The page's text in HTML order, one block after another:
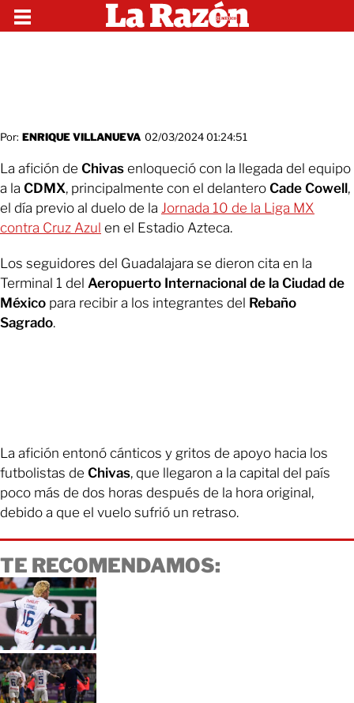
Por: ENRIQUE VILLANUEVA 02/03/2024 01:24:51
La afición de Chivas enloqueció con la llegada del equipo
a la CDMX, principalmente con el delantero Cade Cowell,
el día previo al duelo de la Jornada 10 de la Liga MX
contra Cruz Azul en el Estadio Azteca.
Los seguidores del Guadalajara se dieron cita en la
Terminal 1 del Aeropuerto Internacional de la Ciudad de
México para recibir a los integrantes del Rebaño
Sagrado.
La afición entonó cánticos y gritos de apoyo hacia los
futbolistas de Chivas, que llegaron a la capital del país
poco más de dos horas después de la hora original,
debido a que el vuelo sufrió un retraso.
TE RECOMENDAMOS: